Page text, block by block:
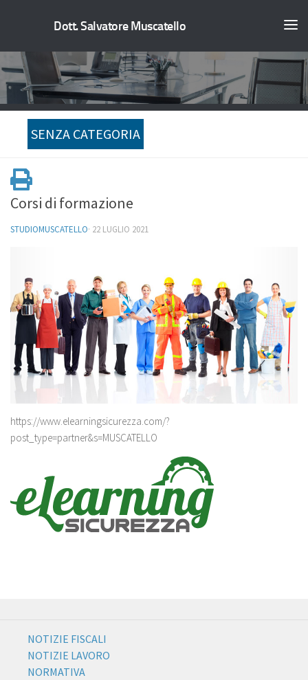
Dott. Salvatore Muscatello
SENZA CATEGORIA
Corsi di formazione
STUDIOMUSCATELLO· 22 LUGLIO 2021
https://www.elearningsicurezza.com/?
post_type=partner&s=MUSCATELLO
NOTIZIE FISCALI
NOTIZIE LAVORO
NORMATIVA